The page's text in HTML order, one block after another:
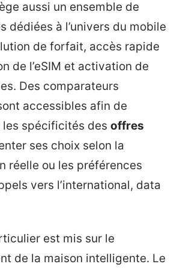
aussi un ensemble de
dédiées à l’univers du mobile
de forfait, accès rapide
de l’eSIM et activation de
Des comparateurs
accessibles afin de
les spécificités des offres
ses choix selon la
réelle ou les préférences
vers l’international, data
est mis sur le
de la maison intelligente. Le